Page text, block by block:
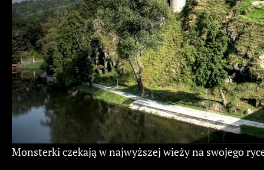
Monsterki czekają w najwyższej wieży na swojego